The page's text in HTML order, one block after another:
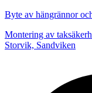
Byte av hängrännor
Montering av
Storvik, Sandviken